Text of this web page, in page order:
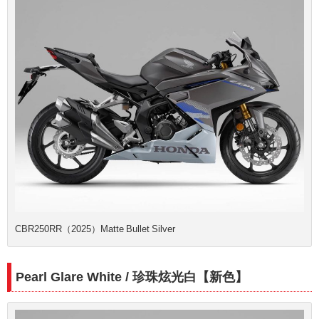
CBR250RR（2025）Matte Bullet Silver
Pearl Glare White / 珍珠炫光白【新色】